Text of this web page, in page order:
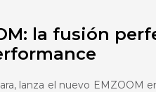
la fusión
lanza el nuevo EMZOOM